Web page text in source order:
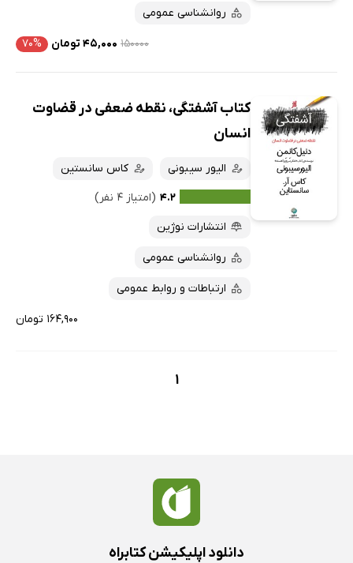
روانشناسی عمومی
۱۵۰۰۰۰ ۴۵,۰۰۰ تومان ۷۰%
کتاب آشفتگی، نقطه ضعفی در قضاوت
انسان
الیور سیبونی
کاس سانستین
۴.۲ (امتیاز ۴ نفر)
انتشارات نوژین
روانشناسی عمومی
ارتباطات و روابط عمومی
۱۶۴,۹۰۰ تومان
1
دانلود اپلیکیشن کتابراه